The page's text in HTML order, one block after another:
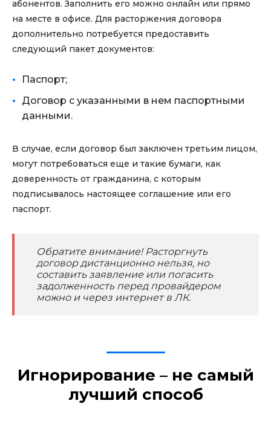
абонентов. Заполнить его можно онлайн или прямо
на месте в офисе. Для расторжения договора
дополнительно потребуется предоставить
следующий пакет документов:
Паспорт;
Договор с указанными в нем паспортными
данными.
В случае, если договор был заключен третьим лицом,
могут потребоваться еще и такие бумаги, как
доверенность от гражданина, с которым
подписывалось настоящее соглашение или его
паспорт.
Обратите внимание! Расторгнуть
договор дистанционно нельзя, но
составить заявление или погасить
задолженность перед провайдером
можно и через интернет в ЛК.
Игнорирование – не самый
лучший способ